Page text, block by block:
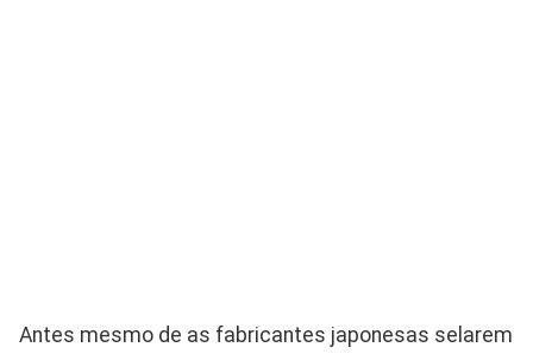
Antes mesmo de as fabricantes japonesas selarem